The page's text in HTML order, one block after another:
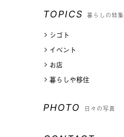
TOPICS 暮らしの特集
シゴト
イベント
お店
暮らしや移住
PHOTO 日々の写真